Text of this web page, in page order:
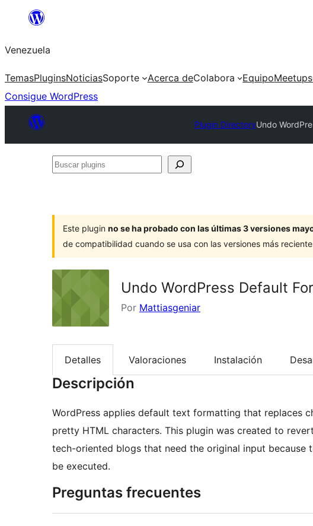
Saltar
contenido
Venezuela
TemasPluginsNoticiasSoporte Acerca deColabora EquipoMeetups
Consigue WordPress
Plugin DirectoryUndo
Buscar
Este plugin no se ha probado con las últimas 3 versiones
de compatibilidad cuando se usa con las versiones más
Undo WordPress Default
Por Mattiasgeniar
Detalles Valoraciones Instalación
Descripción
WordPress applies default text formatting that replaces
pretty HTML characters. This plugin was created to
tech-oriented blogs that need the original input because
be executed.
Preguntas frecuentes